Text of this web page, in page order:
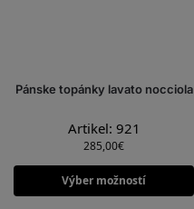
Pánske topánky lavato nocciola
Artikel: 921
285,00€
Výber možností